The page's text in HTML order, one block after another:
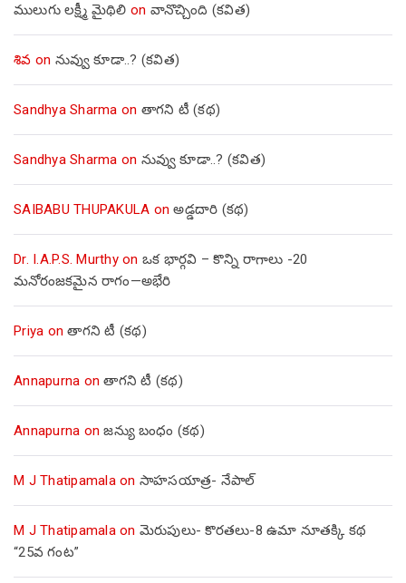
ములుగు లక్ష్మీ మైథిలి on వానొచ్చింది (కవిత)
శివ on నువ్వు కూడా..? (కవిత)
Sandhya Sharma on తాగని టీ (కథ)
Sandhya Sharma on నువ్వు కూడా..? (కవిత)
SAIBABU THUPAKULA onఅడ్డదారి (కథ)
Dr. I.A.P.S. Murthyon ఒక భార్గవి – కొన్ని రాగాలు -20
మనోరంజకమైన రాగం—అభేరి
Priya onతాగని టీ (కథ)
Annapurna onతాగని టీ (కథ)
Annapurna onజన్యు బంధం (కథ)
M J Thatipamalaon సాహసయాత్ర- నేపాల్‌
M J Thatipamalaon మెరుపులు- కొరతలు-8 ఉమా నూతక్కి కథ
“25వ గంట”